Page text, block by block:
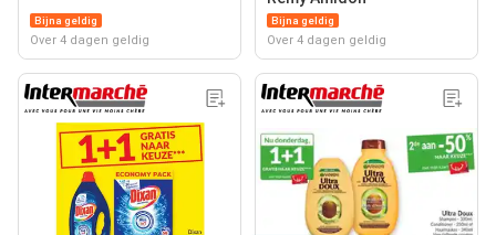
Bijna geldig
Over 4 dagen geldig
Bijna geldig
Over 4 dagen geldig